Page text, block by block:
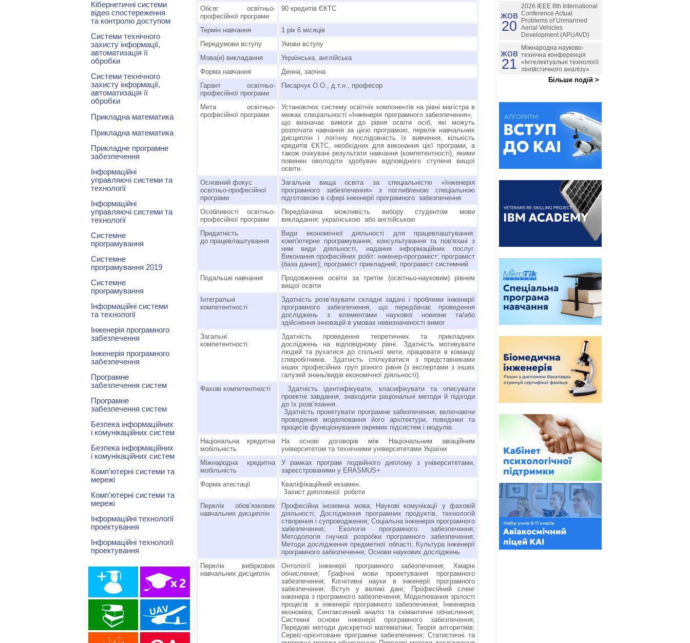
жов
20
2026 IEEE 8th International
Conference Actual
Problems of Unmanned
Aerial Vehicles
Development (APUAVD)
жов
21
Міжнародна науково-
технічна конференція
«Інтелектуальні технології
лінгвістичного аналізу»
Більше подій >
Обсяг освітньо-
професійної програми
90 кредитів ЄКТС
Термін навчання
1 рік 6 місяців
Передумови вступу
Умови вступу
Мова(и) викладання
Українська, англійська
Форма навчання
Денна, заочна
Гарант освітньо-
професійної програми
Писарчук О.О., д.т.н., професор
Мета освітньо-
професійної програми
Установлює систему освітніх компонентів на рівні магістра в
межах спеціальності «Інженерія програмного забезпечення»,
що визначає вимоги до рівня освіти осіб, які можуть
розпочати навчання за цією програмою, перелік навчальних
дисциплін і логічну послідовність їх вивчення, кількість
кредитів ЄКТС, необхідних для виконання цієї програми, а
також очікувані результати навчання (компетентності), якими
повинен оволодіти здобувач відповідного ступеня вищої
освіти.
Основний фокус
освітньо-професійної
програми
Загальна вища освіта за спеціальністю «Інженерія
програмного забезпечення» з поглибленою спеціальною
підготовкою в сфері інженерії програмного забезпечення
Особливості освітньо-
професійної програми
Передбачена можливість вибору студентом мови
викладання: українською або англійською
Придатність
до працевлаштування
Види економічної діяльності для працевлаштування:
комп'ютерне програмування, консультування та пов'язані з
ним види діяльності, надання інформаційних послуг.
Виконання професійних робіт: інженер-програміст; програміст
(база даних); програміст прикладний; програміст системний
Подальше навчання
Продовження освіти за третім (освітньо-науковим) рівнем
вищої освіти
Інтегральні
компетентності
Здатність розв’язувати складні задачі і проблеми інженерії
програмного забезпечення, що передбачає проведення
досліджень з елементами наукової новизни та/або
здійснення інновацій в умовах невизначеності вимог
Загальні
компетентності
Здатність проведення теоретичних та прикладних
досліджень на відповідному рівні. Здатність мотивувати
людей та рухатися до спільної мети, працювати в команді
співробітників. Здатність спілкуватися з представниками
інших професійних груп різного рівня (з експертами з інших
галузей знань/видів економічної діяльності).
Фахові компетентності
Здатність ідентифікувати, класифікувати та описувати
проектні завдання, знаходити раціональні методи й підходи
до їх розв’язання.
Здатність проектувати програмне забезпечення, включаючи
проведення моделювання його архітектури, поведінки та
процесів функціонування окремих підсистем і модулів.
Національна кредитна
мобільність
На основі договорів між Національним авіаційним
університетом та технічними університетами України
Міжнародна кредитна
мобільність
У рамках програм подвійного диплому з університетами,
зареєстрованими у ERASMUS+
Форма атестації
Кваліфікаційний екзамен.
Захист дипломної роботи
Перелік обов’язкових
навчальних дисциплін
Професійна іноземна мова; Наукові комунікації у фаховій
діяльності; Дослідження програмних продуктів, технологій
створення і супроводження; Соціальна інженерія програмного
забезпечення; Екологія програмного забезпечення;
Методологія гнучкої розробки програмного забезпечення;
Методи дослідження предметної області; Культура інженерії
програмного забезпечення; Основи наукових досліджень
Перелік вибіркових
навчальних дисциплін
Онтології інженерії програмного забезпечення; Хмарні
обчислення; Графічні мови проектування програмного
забезпечення; Когнітивні науки в інженерії програмного
забезпечення; Вступ у великі дані; Професійний сленг
інженера з програмного забезпечення; Моделювання зрілості
процесів в інженерії програмного забезпечення; Інженерна
економіка; Синтаксичний аналіз та семантичні обчислення;
Системні основи інженерії програмного забезпечення;
Передові методи дискретної математики; Теорія алгоритмів;
Сервіс-орієнтоване програмне забезпечення; Статистичні та
Кібернетичні системи
відео спостереження
та контролю доступом
Системи технічного
захисту інформації,
автоматизація її
обробки
Системи технічного
захисту інформації,
автоматизація її
обробки
Прикладна математика
Прикладна математика
Прикладне програмне
забезпечення
Інформаційні
управляючі системи та
технології
Інформаційні
управляючі системи та
технології
Системне
програмування
Системне
програмування 2019
Системне
програмування
Інформаційні системи
та технології
Інженерія програмного
забезпечення
Інженерія програмного
забезпечення
Програмне
забезпечення систем
Програмне
забезпечення систем
Безпека інформаційних
і комунікаційних систем
Безпека інформаційних
і комунікаційних систем
Комп’ютерні системи та
мережі
Комп’ютерні системи та
мережі
Інформаційні технології
проектування
Інформаційні технології
проектування